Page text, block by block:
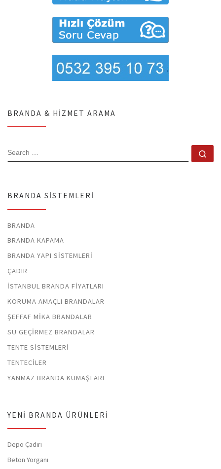
BRANDA & HIZMET ARAMA
SEARCH
BRANDA SISTEMLERI
BRANDA
BRANDA KAPAMA
BRANDA YAPI SISTEMLERI
ÇADIR
İSTANBUL BRANDA FIYATLARI
KORUMA AMAÇLI BRANDALAR
ŞEFFAF MIKA BRANDALAR
SU GEÇIRMEZ BRANDALAR
TENTE SISTEMLERI
TENTECILER
YANMAZ BRANDA KUMAŞLARI
YENI BRANDA ÜRÜNLERI
Depo Çadırı
Beton Yorganı